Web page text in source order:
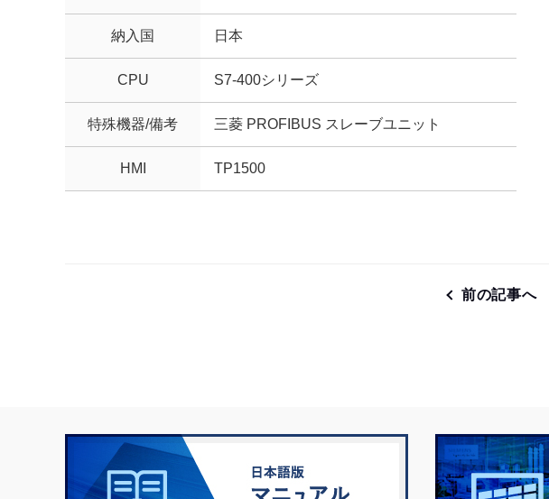
納入国 日本
CPU S7-400シリーズ
特殊機器/備考 三菱 PROFIBUS スレーブユニット
HMI TP1500
前の記事へ